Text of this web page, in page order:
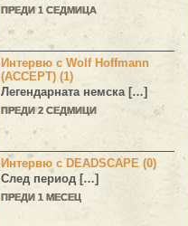
ПРЕДИ 1 СЕДМИЦА
Интервю с Wolf Hoffmann
(ACCEPT) (1)
Легендарната немска […]
ПРЕДИ 2 СЕДМИЦИ
Интервю с DEADSCAPE (0)
След период […]
ПРЕДИ 1 МЕСЕЦ